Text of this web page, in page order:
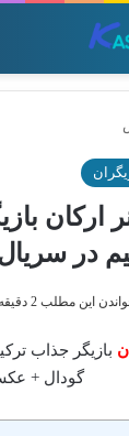
ارکان
در
این مطلب 2 دقیقه زمان میبرد
بازیگر جذاب
گودال +